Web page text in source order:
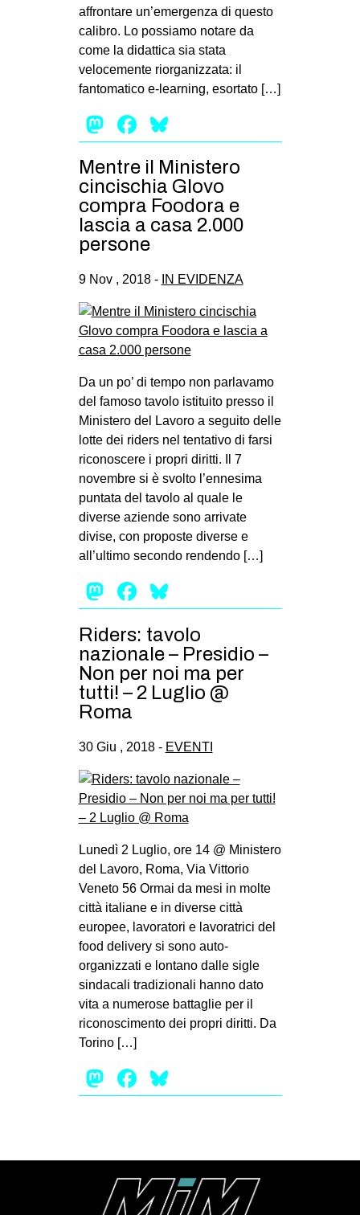
affrontare un’emergenza di questo
calibro. Lo possiamo notare da
come la didattica sia stata
velocemente riorganizzata: il
fantomatico e-learning, esortato […]
Mastodon
Facebook
Mentre il Ministero
cincischia Glovo
compra Foodora e
lascia a casa 2.000
persone
9 Nov , 2018 - IN EVIDENZA
Da un po’ di tempo non parlavamo
del famoso tavolo istituito presso il
Ministero del Lavoro a seguito delle
lotte dei riders nel tentativo di farsi
riconoscere i propri diritti. Il 7
novembre si è svolto l’ennesima
puntata del tavolo al quale le
diverse aziende sono arrivate
divise, con proposte diverse e
all’ultimo secondo rendendo […]
Mastodon
Facebook
Riders: tavolo
nazionale – Presidio –
Non per noi ma per
tutti! – 2 Luglio @
Roma
30 Giu , 2018 - EVENTI
Lunedì 2 Luglio, ore 14 @ Ministero
del Lavoro, Roma, Via Vittorio
Veneto 56 Ormai da mesi in molte
città italiane e in diverse città
europee, lavoratori e lavoratrici del
food delivery si sono auto-
organizzati e lontano dalle sigle
sindacali tradizionali hanno dato
vita a numerose battaglie per il
riconoscimento dei propri diritti. Da
Torino […]
Mastodon
Facebook